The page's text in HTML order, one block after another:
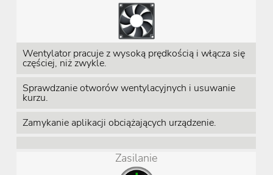
Wentylator pracuje z wysoką prędkością i włącza się
częściej, niż zwykle.
Sprawdzanie otworów wentylacyjnych i usuwanie
kurzu.
Zamykanie aplikacji obciążających urządzenie.
Zasilanie